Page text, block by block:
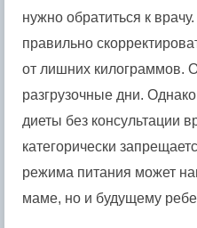
нужно обратиться к
правильно
от лишних килограммов.
разгрузочные дни.
диеты без консультации
категорически
режима питания может
маме, но и будущему